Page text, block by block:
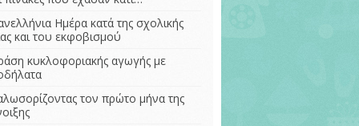
αρχαιότητα
της αυλής του
Μουσεία και
2023
Ημέρα κατά της σχολικής
και του εκφοβισμού
κυκλοφοριακής αγωγής με
τον πρώτο μήνα της